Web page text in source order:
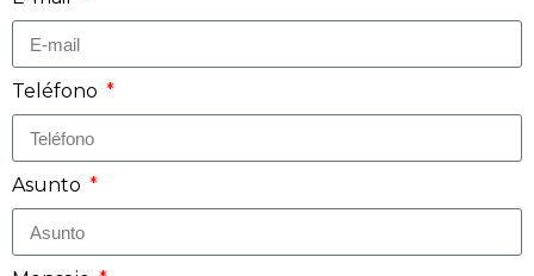
Teléfono
Asunto